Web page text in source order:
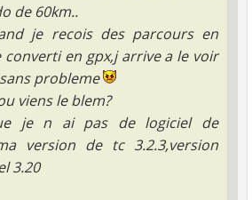
de 60km..
je recois des parcours en
converti en gpx,j arrive a le voir
probleme
viens le blem?
je n ai pas de logiciel de
version de tc 3.2.3,version
3.20